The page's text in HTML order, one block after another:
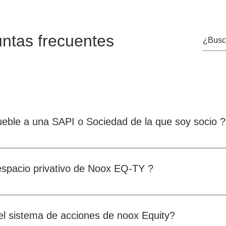
frecuentes
a una SAPI o Sociedad de la que soy socio ?
hacen una aportación privada que se publica en
Notario, de un Fideicomiso, de un juez o mediador.
privativo de Noox EQ-TY ?
el accionista y el nuevo propietario.
accionistas (Noox- Log), el vendedor tendrá que notificar el
sistema de acciones de noox Equity?